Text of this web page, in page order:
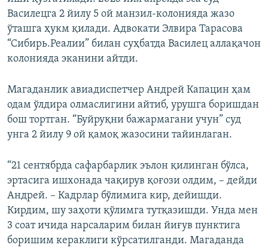
Василецга 2 йилу 5 ой манзил-колонияда жазо
ўташга ҳукм қилади. Адвокати Элвира Тарасова
“Сибирь.Реалии” билан суҳбатда Василец аллақачон
колонияда эканини айтди.
Магаданлик авиадиспетчер Андрей Капацин ҳам
одам ўлдира олмаслигини айтиб, урушга боришдан
бош тортган. “Буйруқни бажармагани учун” суд
унга 2 йилу 9 ой қамоқ жазосини тайинлаган.
“21 сентябрда сафарбарлик эълон қилинган бўлса,
эртасига ишхонада чақирув қоғози олдим, – дейди
Андрей. – Кадрлар бўлимига кир, дейишди.
Кирдим, шу заҳоти қўлимга тутқазишди. Унда мен
3 соат ичида нарсаларим билан йиғув пунктига
боришим кераклиги кўрсатилганди. Магаданда